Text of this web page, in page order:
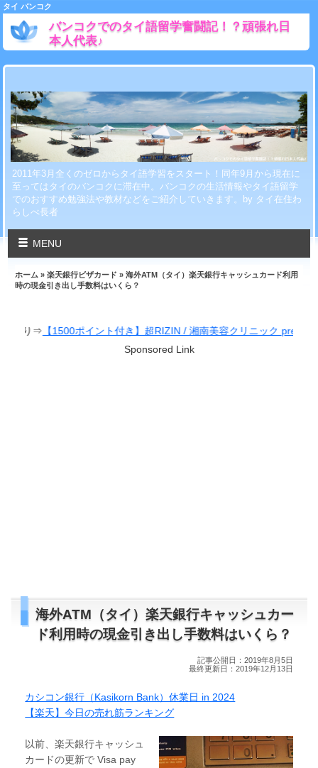
タイ バンコク
バンコクでのタイ語留学奮闘記！？頑張れ日
本人代表♪
2011年3月全くのゼロからタイ語学習をスタート！同年9月から現在に
至ってはタイのバンコクに滞在中。バンコクの生活情報やタイ語留学
でのおすすめ勉強法や教材などをご紹介していきます。by タイ在住わ
らしべ長者
MENU
ホーム »楽天銀行ビザカード » 海外ATM（タイ）楽天銀行キャッシュカード利用
時の現金引き出し手数料はいくら？
ト付き】超RIZIN / 湘南美容クリニック presents RIZIN.38
Sponsored Link
海外ATM（タイ）楽天銀行キャッシュカー
ド利用時の現金引き出し手数料はいくら？
記事公開日：2019年8月5日
最終更新日：2019年12月13日
カシコン銀行（Kasikorn Bank）休業日 in 2024
【楽天】今日の売れ筋ランキング
以前、楽天銀行キャッシュ
カードの更新で Visa pay